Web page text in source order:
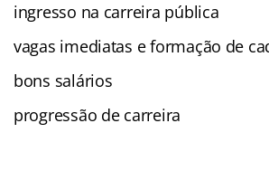
ingresso na carreira pública
vagas imediatas e formação de
bons salários
progressão de carreira